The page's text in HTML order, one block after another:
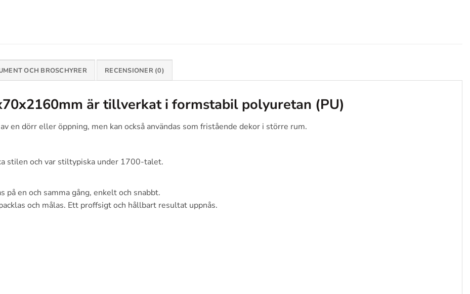
OCH BROSCHYRER RECENSIONER (0)
2160mm är tillverkat i formstabil polyuretan (PU)
en dörr eller öppning, men kan också användas som fristående dekor i större rum.
stilen och var stiltypiska under 1700-talet.
på en och samma gång, enkelt och snabbt.
och målas. Ett proffsigt och hållbart resultat uppnås.